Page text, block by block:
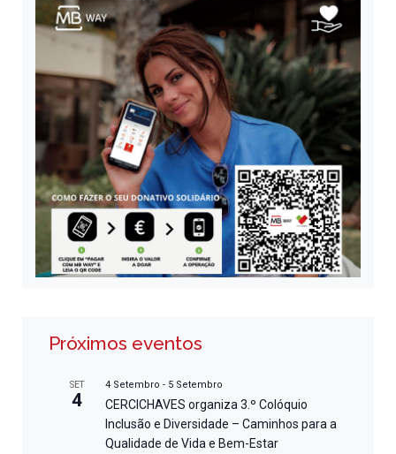
Próximos eventos
SET
4
4 Setembro - 5 Setembro
CERCICHAVES organiza 3.º Colóquio
Inclusão e Diversidade – Caminhos para a
Qualidade de Vida e Bem-Estar